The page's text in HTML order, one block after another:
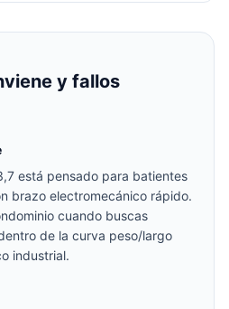
y fallos
está pensado para batientes
brazo electromecánico rápido.
cuando buscas
de la curva peso/largo
industrial.